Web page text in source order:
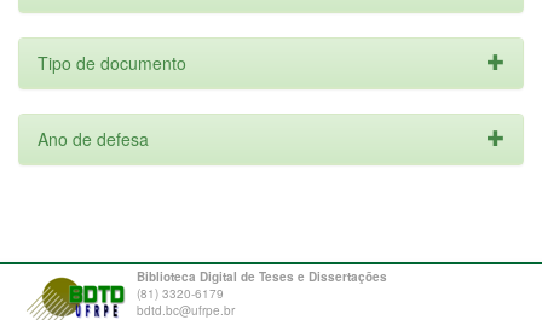
Tipo de documento
Ano de defesa
Biblioteca Digital de Teses e Dissertações
(81) 3320-6179
bdtd.bc@ufrpe.br